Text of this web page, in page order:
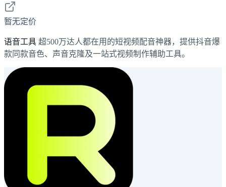
暂无定价
语音工具 超500万达人都在用的短视频配音神器，提供抖音爆
款同款音色、声音克隆及一站式视频制作辅助工具。